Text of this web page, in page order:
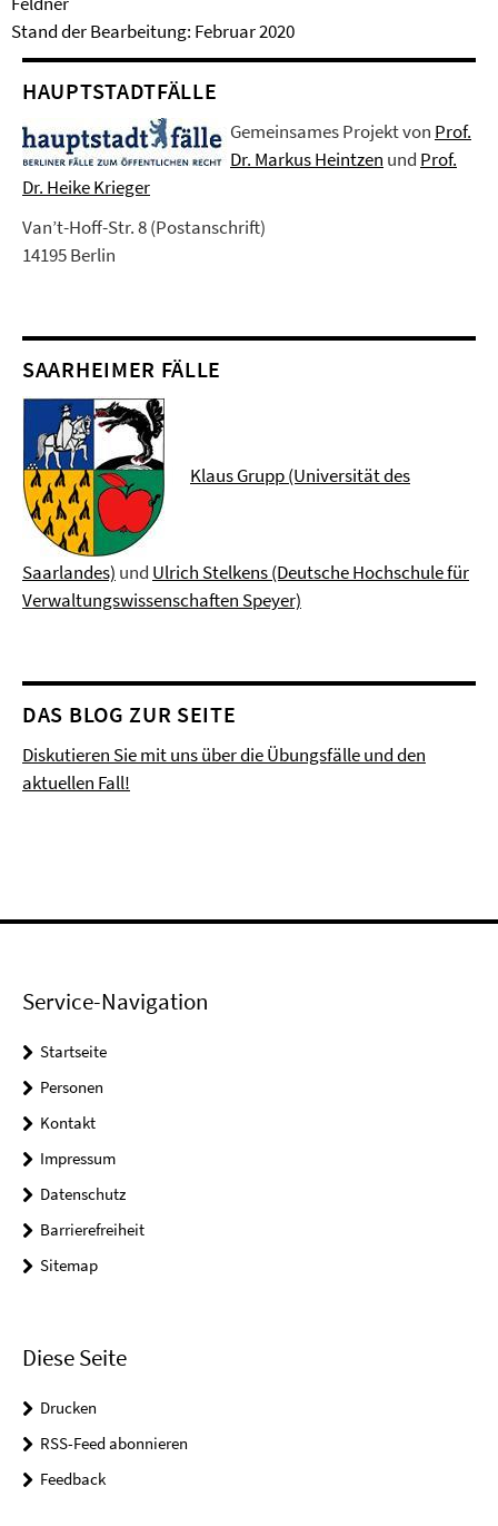
Stand der Bearbeitung: Februar 2020
HAUPTSTADTFÄLLE
Gemeinsames Projekt von Prof.
Dr. Markus Heintzen und Prof.
Dr. Heike Krieger
Van’t-Hoff-Str. 8 (Postanschrift)
14195 Berlin
SAARHEIMER FÄLLE
Klaus Grupp (Universität des
Saarlandes) und Ulrich Stelkens (Deutsche Hochschule für
Verwaltungswissenschaften Speyer)
DAS BLOG ZUR SEITE
Diskutieren Sie mit uns über die Übungsfälle und den
aktuellen Fall!
Service-Navigation
Startseite
Personen
Kontakt
Impressum
Datenschutz
Barrierefreiheit
Sitemap
Diese Seite
Drucken
RSS-Feed abonnieren
Feedback